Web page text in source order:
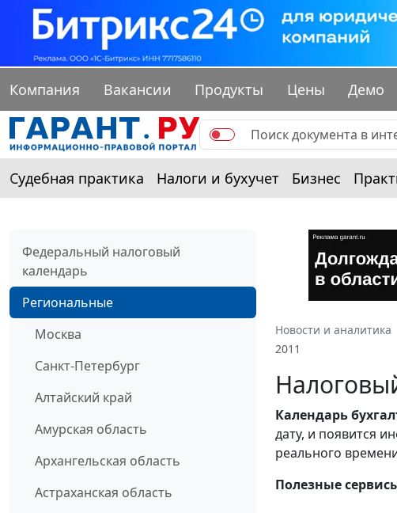
Компания Вакансии Продукты Цены Демо
Судебная практика Налоги и бухучет Бизнес
Федеральный налоговый
календарь
Региональные
Москва
Санкт-Петербург
Алтайский край
Амурская область
Архангельская область
Астраханская область
Новости и аналитика
2011
Календарь
дату, и появится
реального
Полезные